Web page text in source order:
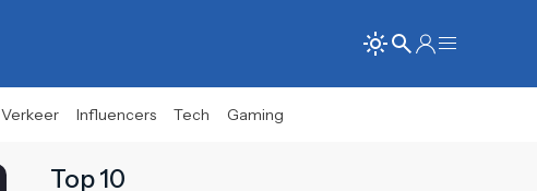
Verkeer Influencers Tech Gaming
Top 10